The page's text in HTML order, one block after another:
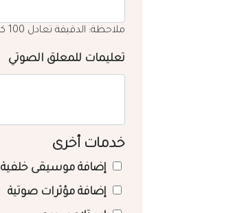
ملاحظة: الدقيقة تعادل 100 كلمة باللغة العربية
تعليمات للمعلق الصوتي
خدمات أخرى
إضافة موسيقى خلفية
إضافة مؤثرات صوتية